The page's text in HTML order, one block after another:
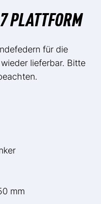
PLATTFORM
für die
lieferbar. Bitte
mm